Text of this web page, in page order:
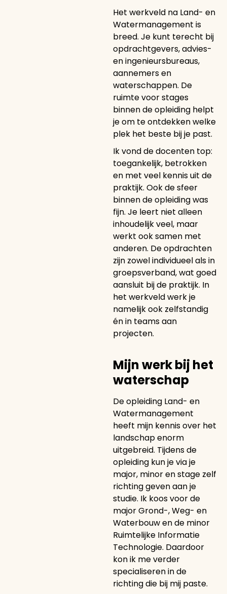
Het werkveld na Land- en
Watermanagement is
breed. Je kunt terecht bij
opdrachtgevers, advies-
en ingenieursbureaus,
aannemers en
waterschappen. De
ruimte voor stages
binnen de opleiding helpt
je om te ontdekken welke
plek het beste bij je past.
Ik vond de docenten top:
toegankelijk, betrokken
en met veel kennis uit de
praktijk. Ook de sfeer
binnen de opleiding was
fijn. Je leert niet alleen
inhoudelijk veel, maar
werkt ook samen met
anderen. De opdrachten
zijn zowel individueel als in
groepsverband, wat goed
aansluit bij de praktijk. In
het werkveld werk je
namelijk ook zelfstandig
én in teams aan
projecten.
Mijn werk bij het
waterschap
De opleiding Land- en
Watermanagement
heeft mijn kennis over het
landschap enorm
uitgebreid. Tijdens de
opleiding kun je via je
major, minor en stage zelf
richting geven aan je
studie. Ik koos voor de
major Grond-, Weg- en
Waterbouw en de minor
Ruimtelijke Informatie
Technologie. Daardoor
kon ik me verder
specialiseren in de
richting die bij mij paste.